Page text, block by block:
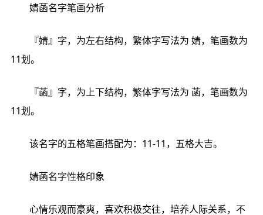
婧菡名字笔画分析
『婧』字，为左右结构，繁体字写法为 婧，笔画数为
11划。
『菡』字，为上下结构，繁体字写法为 菡，笔画数为
11划。
该名字的五格笔画搭配为：11-11，五格大吉。
婧菡名字性格印象
心情乐观而豪爽，喜欢积极交往，培养人际关系，不